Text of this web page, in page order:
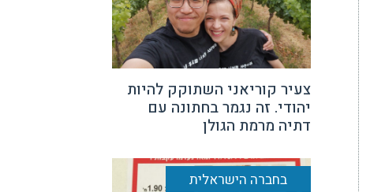
צעיר קוריאני השתוקק להיות
יהודי. זה נגמר בחתונה עם
דתיה מרמת הגולן
בחברה הישראלית